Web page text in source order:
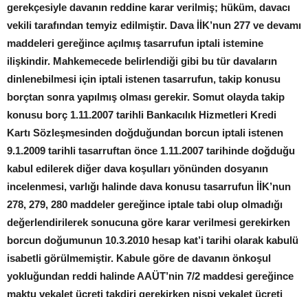
gerekçesiyle davanın reddine karar verilmiş; hüküm, davacı
vekili tarafından temyiz edilmiştir. Dava İİK’nun 277 ve devamı
maddeleri gereğince açılmış tasarrufun iptali istemine
ilişkindir. Mahkemecede belirlendiği gibi bu tür davaların
dinlenebilmesi için iptali istenen tasarrufun, takip konusu
borçtan sonra yapılmış olması gerekir. Somut olayda takip
konusu borç 1.11.2007 tarihli Bankacılık Hizmetleri Kredi
Kartı Sözleşmesinden doğduğundan borcun iptali istenen
9.1.2009 tarihli tasarruftan önce 1.11.2007 tarihinde doğduğu
kabul edilerek diğer dava koşulları yönünden dosyanın
incelenmesi, varlığı halinde dava konusu tasarrufun İİK’nun
278, 279, 280 maddeler gereğince iptale tabi olup olmadığı
değerlendirilerek sonucuna göre karar verilmesi gerekirken
borcun doğumunun 10.3.2010 hesap kat’i tarihi olarak kabulü
isabetli görülmemiştir. Kabule göre de davanın önkoşul
yokluğundan reddi halinde AAÜT’nin 7/2 maddesi gereğince
maktu vekalet ücreti takdiri gerekirken nispi vekalet ücreti